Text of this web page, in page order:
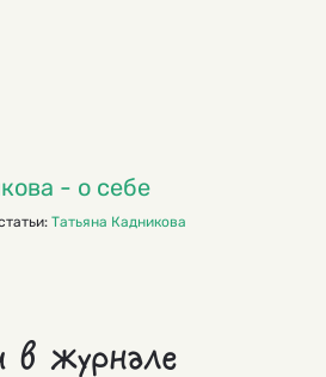
- о себе
Татьяна Кадникова
в журнале